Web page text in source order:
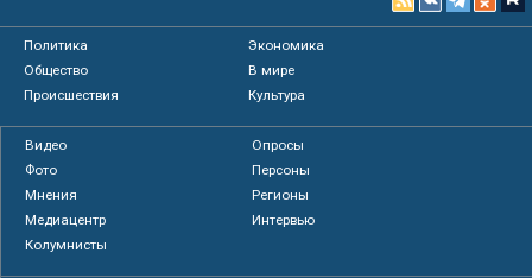
Политика
Экономика
Общество
В мире
Происшествия
Культура
Видео
Опросы
Фото
Персоны
Мнения
Регионы
Медиацентр
Интервью
Колумнисты